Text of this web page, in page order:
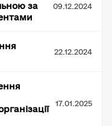
за
09.12.2024
22.12.2024
17.01.2025